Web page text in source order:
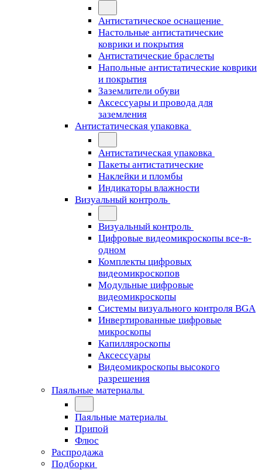
Антистатическое оснащение
Настольные антистатические
коврики и покрытия
Антистатические браслеты
Напольные антистатические коврики
и покрытия
Заземлители обуви
Аксессуары и провода для
заземления
Антистатическая упаковка
Антистатическая упаковка
Пакеты антистатические
Наклейки и пломбы
Индикаторы влажности
Визуальный контроль
Визуальный контроль
Цифровые видеомикроскопы все-в-
одном
Комплекты цифровых
видеомикроскопов
Модульные цифровые
видеомикроскопы
Cистемы визуального контроля BGA
Инвертированные цифровые
микроскопы
Капилляроскопы
Аксессуары
Видеомикроскопы высокого
разрешения
Паяльные материалы
Паяльные материалы
Припой
Флюс
Распродажа
Подборки